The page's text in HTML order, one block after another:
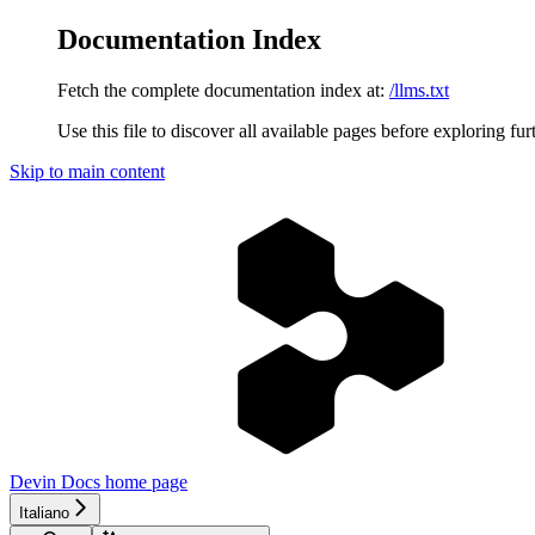
Documentation Index
Fetch the complete documentation index at: /llms.txt
Use this file to discover all available pages before exploring
Skip to main content
Devin Docs home page
Italiano